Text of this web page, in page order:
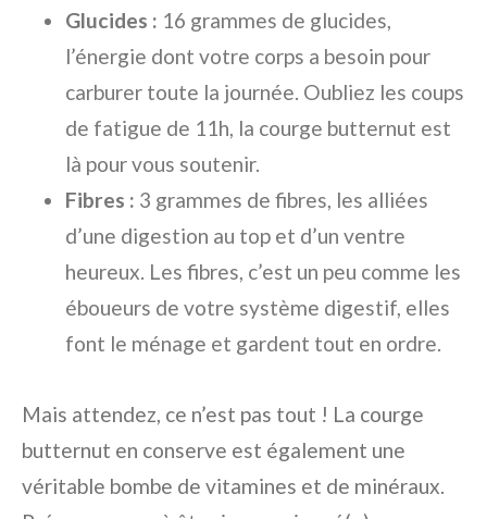
Glucides : 16 grammes de glucides,
l’énergie dont votre corps a besoin pour
carburer toute la journée. Oubliez les coups
de fatigue de 11h, la courge butternut est
là pour vous soutenir.
Fibres : 3 grammes de fibres, les alliées
d’une digestion au top et d’un ventre
heureux. Les fibres, c’est un peu comme les
éboueurs de votre système digestif, elles
font le ménage et gardent tout en ordre.
Mais attendez, ce n’est pas tout ! La courge
butternut en conserve est également une
véritable bombe de vitamines et de minéraux.